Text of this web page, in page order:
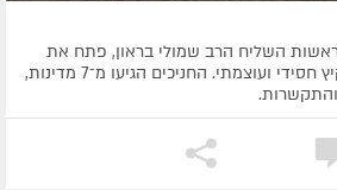
השליח הרב שמולי בראון, פתח את
שעריו ל־117 ילדים שיחוו קיץ חסידי ועוצמתי. החניכים הגיעו מ־7 מדינות,